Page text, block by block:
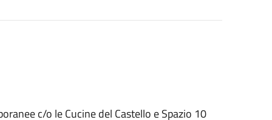
c/o le Cucine del Castello e Spazio 10